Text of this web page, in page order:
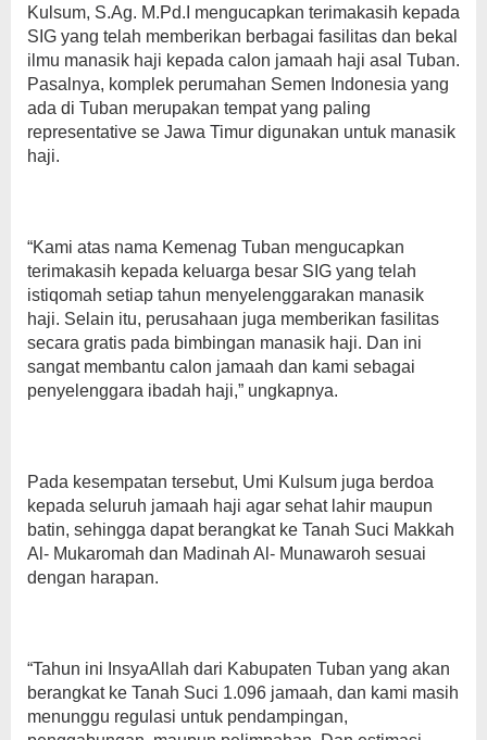
Kulsum, S.Ag. M.Pd.I mengucapkan terimakasih kepada
SIG yang telah memberikan berbagai fasilitas dan bekal
ilmu manasik haji kepada calon jamaah haji asal Tuban.
Pasalnya, komplek perumahan Semen Indonesia yang
ada di Tuban merupakan tempat yang paling
representative se Jawa Timur digunakan untuk manasik
haji.
“Kami atas nama Kemenag Tuban mengucapkan
terimakasih kepada keluarga besar SIG yang telah
istiqomah setiap tahun menyelenggarakan manasik
haji. Selain itu, perusahaan juga memberikan fasilitas
secara gratis pada bimbingan manasik haji. Dan ini
sangat membantu calon jamaah dan kami sebagai
penyelenggara ibadah haji,” ungkapnya.
Pada kesempatan tersebut, Umi Kulsum juga berdoa
kepada seluruh jamaah haji agar sehat lahir maupun
batin, sehingga dapat berangkat ke Tanah Suci Makkah
Al- Mukaromah dan Madinah Al- Munawaroh sesuai
dengan harapan.
“Tahun ini InsyaAllah dari Kabupaten Tuban yang akan
berangkat ke Tanah Suci 1.096 jamaah, dan kami masih
menunggu regulasi untuk pendampingan,